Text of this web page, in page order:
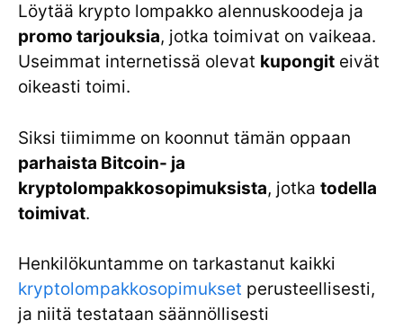
Löytää krypto lompakko alennuskoodeja ja
promo tarjouksia, jotka toimivat on vaikeaa.
Useimmat internetissä olevat kupongit eivät
oikeasti toimi.
Siksi tiimimme on koonnut tämän oppaan
parhaista Bitcoin- ja
kryptolompakkosopimuksista, jotka todella
toimivat.
Henkilökuntamme on tarkastanut kaikki
kryptolompakkosopimukset perusteellisesti,
ja niitä testataan säännöllisesti